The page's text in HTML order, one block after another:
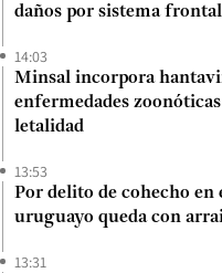
daños por sistema
14:03
Minsal incorpora
enfermedades
letalidad
13:53
Por delito de cohecho en
uruguayo queda con
13:31